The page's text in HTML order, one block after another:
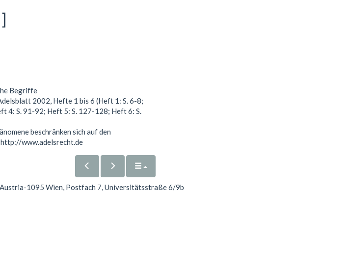
Begriffe
2002, Hefte 1 bis 6 (Heft 1: S. 6-8;
4: S. 91-92; Heft 5: S. 127-128; Heft 6: S.
beschränken sich auf den
http://www.adelsrecht.de
1095 Wien, Postfach 7, Universitätsstraße 6/9b